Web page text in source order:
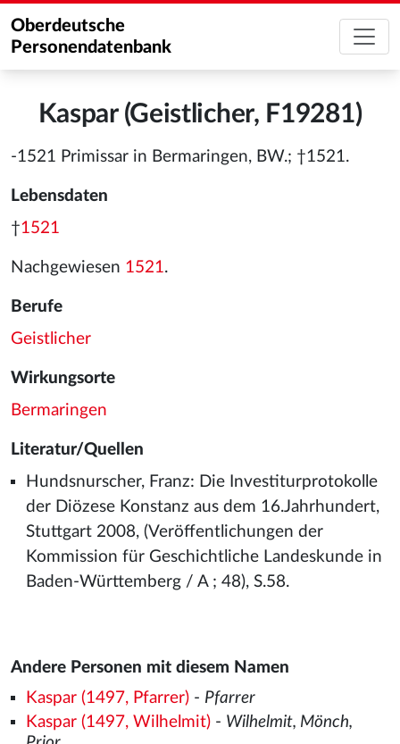
Oberdeutsche
Personendatenbank
Kaspar (Geistlicher, F19281)
-1521 Primissar in Bermaringen, BW.; †1521.
Lebensdaten
†1521
Nachgewiesen 1521.
Berufe
Geistlicher
Wirkungsorte
Bermaringen
Literatur/Quellen
Hundsnurscher, Franz: Die Investiturprotokolle
der Diözese Konstanz aus dem 16.Jahrhundert,
Stuttgart 2008, (Veröffentlichungen der
Kommission für Geschichtliche Landeskunde in
Baden-Württemberg / A ; 48), S.58.
Andere Personen mit diesem Namen
Kaspar (1497, Pfarrer)- Pfarrer
Kaspar (1497, Wilhelmit)- Wilhelmit, Mönch,